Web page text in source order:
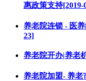
惠政策支持[2019-
养老院连锁 - 医
23]
养老院开办|养老
养老院加盟- 养老